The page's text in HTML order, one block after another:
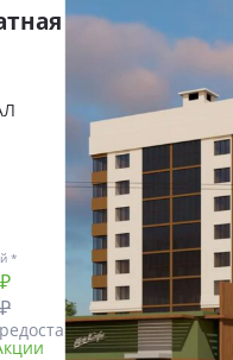
*
В
от
в